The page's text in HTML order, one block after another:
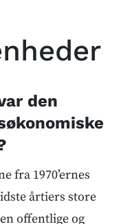
den
fra 1970’ernes
årtiers store
offentlige og